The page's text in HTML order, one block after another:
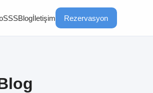
SSSBlogİletişim Rezervasyon